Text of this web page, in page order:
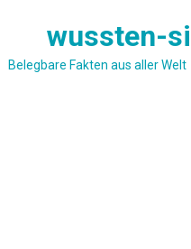
wussten-
Belegbare Fakten aus aller Welt